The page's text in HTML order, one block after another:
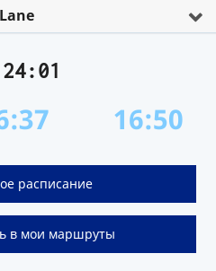
16:50
расписание
в мои маршруты